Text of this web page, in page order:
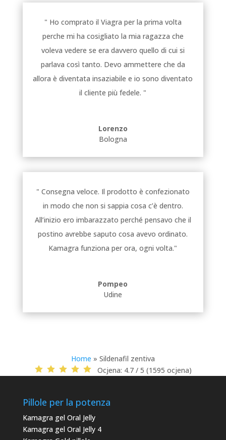
" Ho comprato il Viagra per la prima volta
perche mi ha cosigliato la mia ragazza che
voleva vedere se era davvero quello di cui si
parlava così tanto. Devo ammettere che da
allora è diventata insaziabile e io sono diventato
il cliente più fedele. "
Lorenzo
Bologna
" Consegna veloce. Il prodotto è confezionato
in modo che non si sappia cosa c’è dentro.
All’inizio ero imbarazzato perché pensavo che il
postino avrebbe saputo cosa avevo ordinato.
Kamagra funziona per ora, ogni volta."
Pompeo
Udine
Home » Sildenafil zentiva
Ocjena: 4.7 / 5 (1595 ocjena)
Pillole per la potenza
Kamagra gel Oral Jelly
Kamagra gel Oral Jelly 4